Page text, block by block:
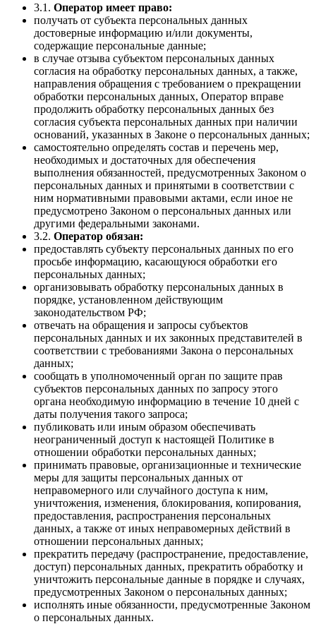
3.1. Оператор имеет право:
получать от субъекта персональных данных
достоверные информацию и/или документы,
содержащие персональные данные;
в случае отзыва субъектом персональных данных
согласия на обработку персональных данных, а также,
направления обращения с требованием о прекращении
обработки персональных данных, Оператор вправе
продолжить обработку персональных данных без
согласия субъекта персональных данных при наличии
оснований, указанных в Законе о персональных данных;
самостоятельно определять состав и перечень мер,
необходимых и достаточных для обеспечения
выполнения обязанностей, предусмотренных Законом о
персональных данных и принятыми в соответствии с
ним нормативными правовыми актами, если иное не
предусмотрено Законом о персональных данных или
другими федеральными законами.
3.2. Оператор обязан:
предоставлять субъекту персональных данных по его
просьбе информацию, касающуюся обработки его
персональных данных;
организовывать обработку персональных данных в
порядке, установленном действующим
законодательством РФ;
отвечать на обращения и запросы субъектов
персональных данных и их законных представителей в
соответствии с требованиями Закона о персональных
данных;
сообщать в уполномоченный орган по защите прав
субъектов персональных данных по запросу этого
органа необходимую информацию в течение 10 дней с
даты получения такого запроса;
публиковать или иным образом обеспечивать
неограниченный доступ к настоящей Политике в
отношении обработки персональных данных;
принимать правовые, организационные и технические
меры для защиты персональных данных от
неправомерного или случайного доступа к ним,
уничтожения, изменения, блокирования, копирования,
предоставления, распространения персональных
данных, а также от иных неправомерных действий в
отношении персональных данных;
прекратить передачу (распространение, предоставление,
доступ) персональных данных, прекратить обработку и
уничтожить персональные данные в порядке и случаях,
предусмотренных Законом о персональных данных;
исполнять иные обязанности, предусмотренные Законом
о персональных данных.